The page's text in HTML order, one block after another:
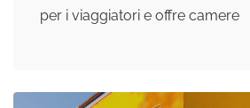
per i viaggiatori e offre camere